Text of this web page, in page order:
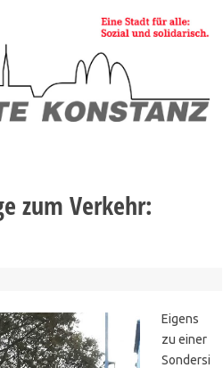
zum Verkehr:
Eigens
zu einer
Sondersi